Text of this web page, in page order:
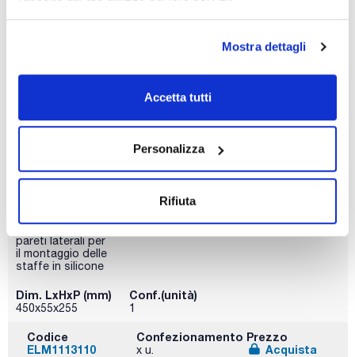
Mostra dettagli
Accetta tutti
Personalizza
Rifiuta
Controlla le
scorte
baionetta nella
quadrate nelle
pareti laterali per
il montaggio delle
staffe in silicone
Maniglie rivestite
inossidabile
Dim. LxHxP (mm)
450x55x255
Conf.(unità)
1
Codice
ELM1113110
Confezionamento
x u.
Prezzo
Acquista